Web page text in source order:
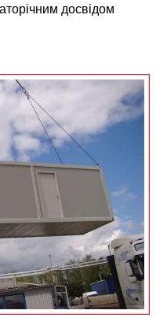
досвідом